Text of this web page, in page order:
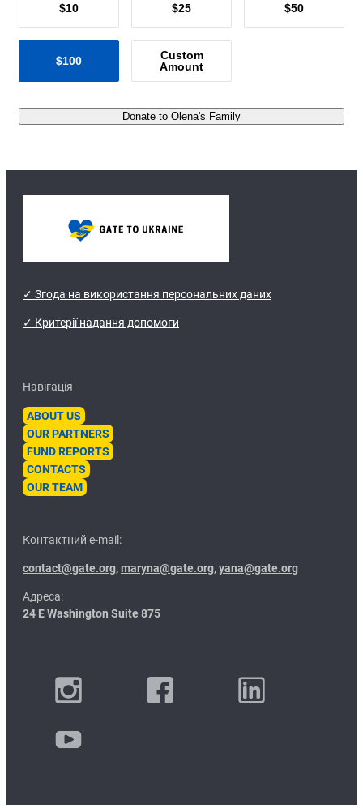
$10 $25 $50
$100
Custom
Amount
Donate to Olena's Family
✓ Згода на використання персональних даних
✓ Критерії надання допомоги
Навігація
ABOUT US
OUR PARTNERS
FUND REPORTS
CONTACTS
OUR TEAM
Контактний e-mail:
contact@gate.org,maryna@gate.org,yana@gate.org
Адреса:
24 E Washington Suite 875